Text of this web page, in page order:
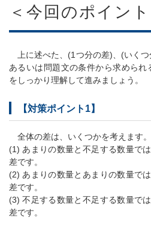
＜今回のポイント
上に述べた、(1つ分の差)、(いくつ
あるいは問題文の条件から求めら
をしっかり理解して進みましょう。
【対策ポイント1】
全体の差は、いくつかを考えます
(1) あまりの数量と不足する数量で
差です。
(2) あまりの数量とあまりの数量で
差です。
(3) 不足する数量と不足する数量で
差です。